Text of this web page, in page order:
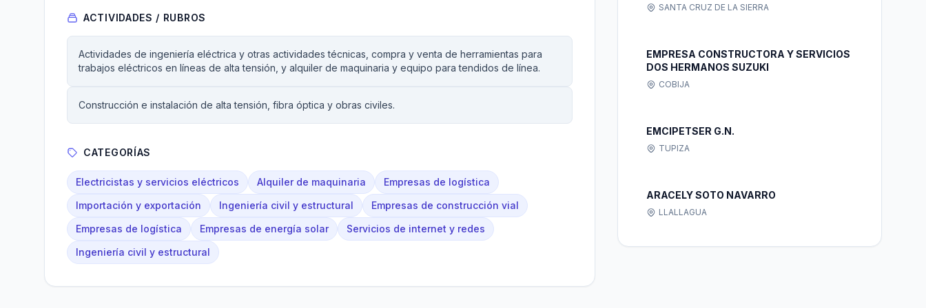
ACTIVIDADES / RUBROS
Actividades de ingeniería eléctrica y otras actividades técnicas, compra y venta de herramientas para
trabajos eléctricos en líneas de alta tensión, y alquiler de maquinaria y equipo para tendidos de línea.
Construcción e instalación de alta tensión, fibra óptica y obras civiles.
CATEGORÍAS
Electricistas y servicios eléctricos Alquiler de maquinaria
Empresas de logística
Importación y exportación
Ingeniería civil y estructural
Empresas de construcción vial
Empresas de logística
Empresas de energía solar
Servicios de internet y redes
Ingeniería civil y estructural
SANTA CRUZ DE LA SIERRA
EMPRESA CONSTRUCTORA Y SERVICIOS
DOS HERMANOS SUZUKI
COBIJA
EMCIPETSER G.N.
TUPIZA
ARACELY SOTO NAVARRO
LLALLAGUA